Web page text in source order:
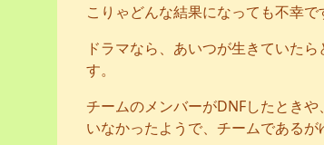
こりゃどんな結果になっても不幸で
ドラマなら、あいつが生きていた
す。
チームのメンバーがDNFしたとき
いなかったようで、チームであるが